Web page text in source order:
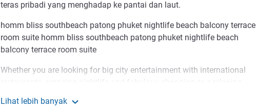
teras pribadi yang menghadap ke pantai dan laut.
homm bliss southbeach patong phuket nightlife beach balcony terrace
room suite homm bliss southbeach patong phuket nightlife beach
balcony terrace room suite
Whether you are looking for big city entertainment with international
Lihat lebih banyak